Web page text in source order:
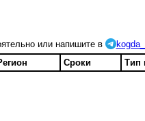
или напишите в
Сроки Тип